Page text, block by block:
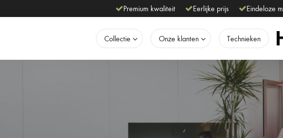
Premium kwaliteit Eerlijke prijs Eindeloze
Collectie Onze klanten Technieken